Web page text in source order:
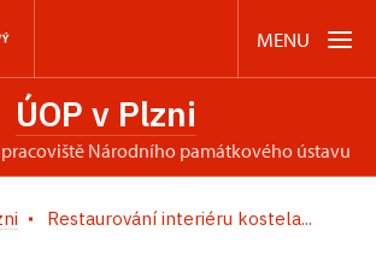
MENU
ÚOP v Plzni
pracoviště Národního památkového ústavu
Restaurování interiéru kostela...